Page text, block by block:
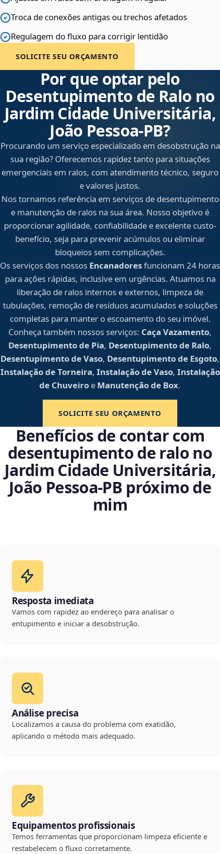
Troca de conexões antigas ou trechos afetados
Regulagem do fluxo para corrigir lentidão
SOLICITE SEU ORÇAMENTO
Por que optar pelo
Desentupimento de Ralo no
Jardim Cidade Universitária,
João Pessoa‑PB?
Procurando um serviço especializado em desobstrução na
sua região? Oferecemos rapidez tanto para situações
emergenciais em ralos, com atendimento técnico, seguro
e valores justos.
Nos tornamos referência em serviços de desentupimento
e manutenção de ralos na sua área. Nosso objetivo é
proporcionar agilidade, confiabilidade e excelente custo-
benefício, seja para prevenir acúmulos ou eliminar
bloqueios sem complicações.
Os serviços dos nossos Encanadoresfuncionam 24 horas
para ações rápidas, inclusive em urgências. Atuamos na
liberação de ralos internos e externos, limpeza de
tubulações, remoção de resíduos acumulados e soluções
completas para manter o escoamento do seu imóvel.
Conheça também nossos serviços: Caça Vazamento,
Desentupimento de Pia, Desentupimento de Ralo,
Desentupimento de Vaso, Desentupimento de Esgoto,
Instalação de Torneira, Instalação de Vaso, Instalação
de Chuveiro e Manutenção de Box.
SOLICITE SEU ORÇAMENTO
Benefícios de contar com
desentupimento de ralo no
Jardim Cidade Universitária,
João Pessoa‑PB próximo de
mim
Resposta imediata
Vamos com rapidez ao endereço para analisar o
entupimento e iniciar a desobstrução.
Análise precisa
Localizamos a causa do problema com exatidão,
aplicando o método mais adequado.
Equipamentos profissionais
Temos ferramentas que proporcionam limpeza eficiente e
restabelecem o fluxo corretamente.